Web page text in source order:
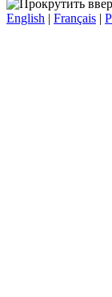
English | Français |